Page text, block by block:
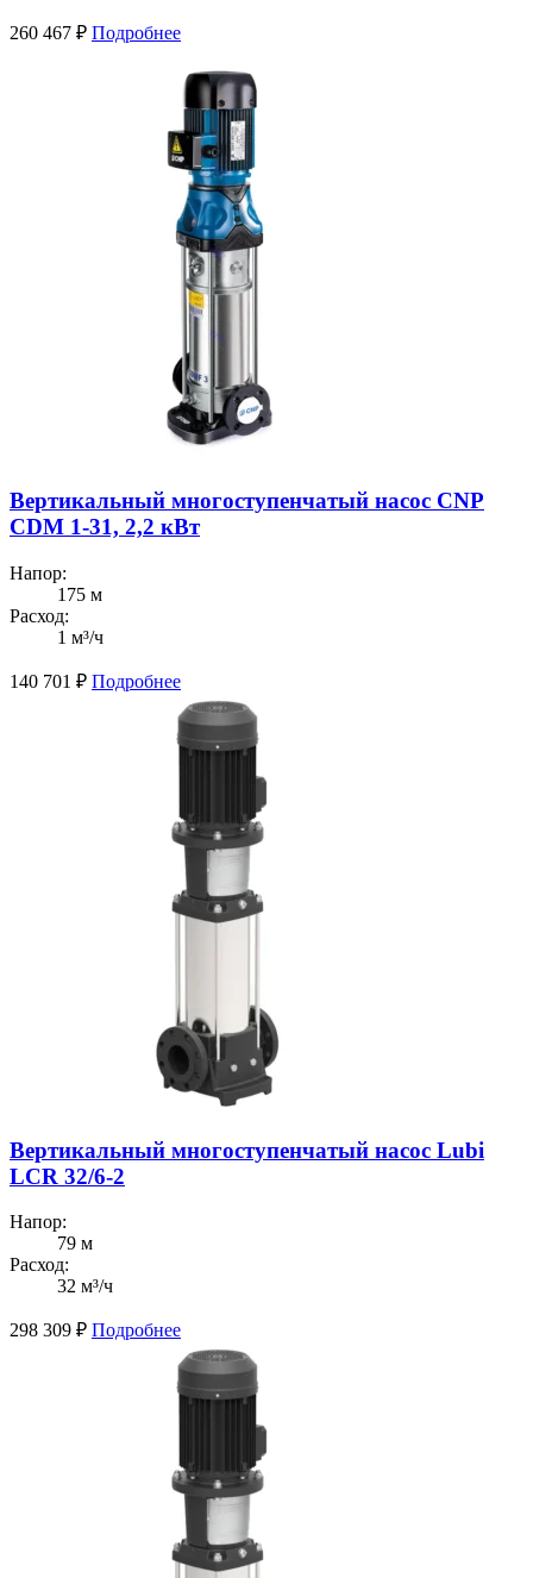
260 467 ₽ Подробнее
Вертикальный многоступенчатый насос CNP
CDM 1-31, 2,2 кВт
Напор:
175 м
Расход:
1 м³/ч
140 701 ₽ Подробнее
Вертикальный многоступенчатый насос Lubi
LCR 32/6-2
Напор:
79 м
Расход:
32 м³/ч
298 309 ₽ Подробнее